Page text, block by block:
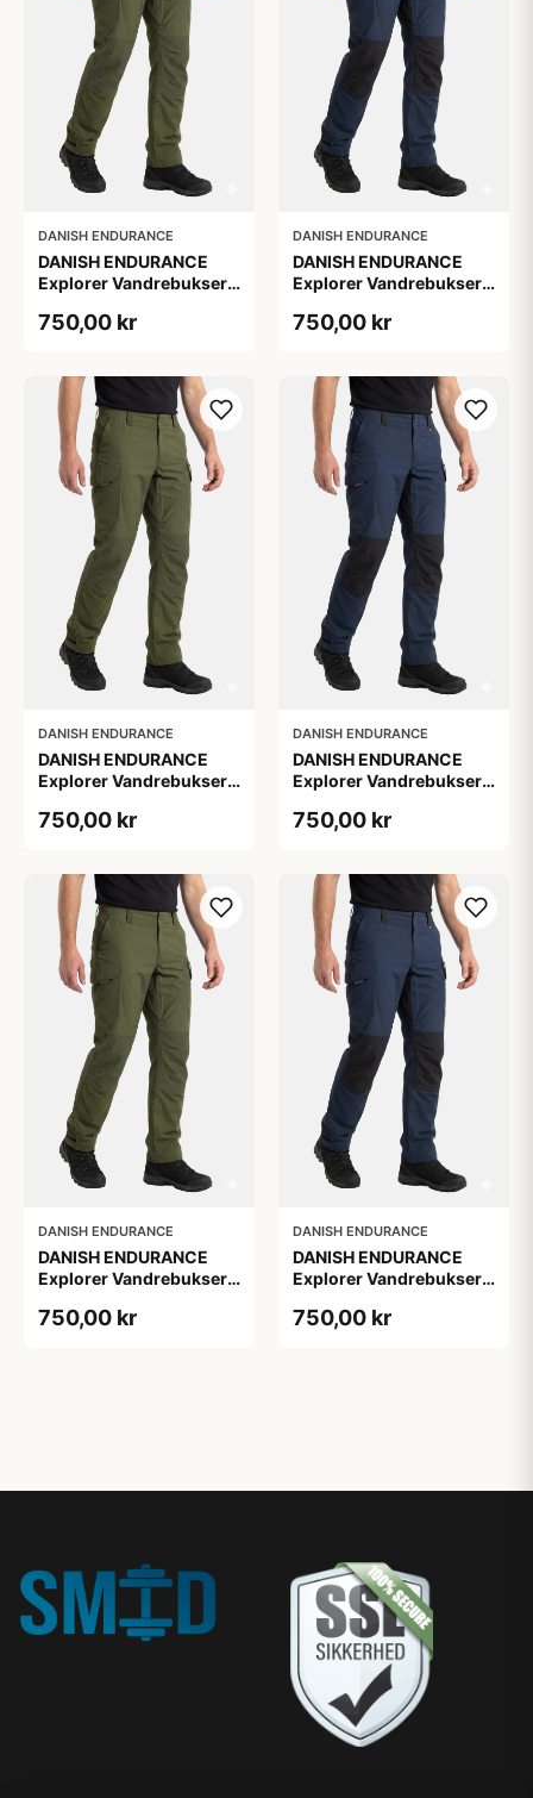
DANISH ENDURANCE
DANISH ENDURANCE
Explorer Vandrebukser,
750,00 kr
DANISH ENDURANCE
DANISH ENDURANCE
Explorer Vandrebukser,
750,00 kr
DANISH ENDURANCE
DANISH ENDURANCE
Explorer Vandrebukser,
750,00 kr
DANISH ENDURANCE
DANISH ENDURANCE
Explorer Vandrebukser,
750,00 kr
DANISH ENDURANCE
DANISH ENDURANCE
Explorer Vandrebukser,
Vandafvisende, Softshell
750,00 kr
DANISH ENDURANCE
DANISH ENDURANCE
Explorer Vandrebukser,
Vandafvisende, Softshell
750,00 kr